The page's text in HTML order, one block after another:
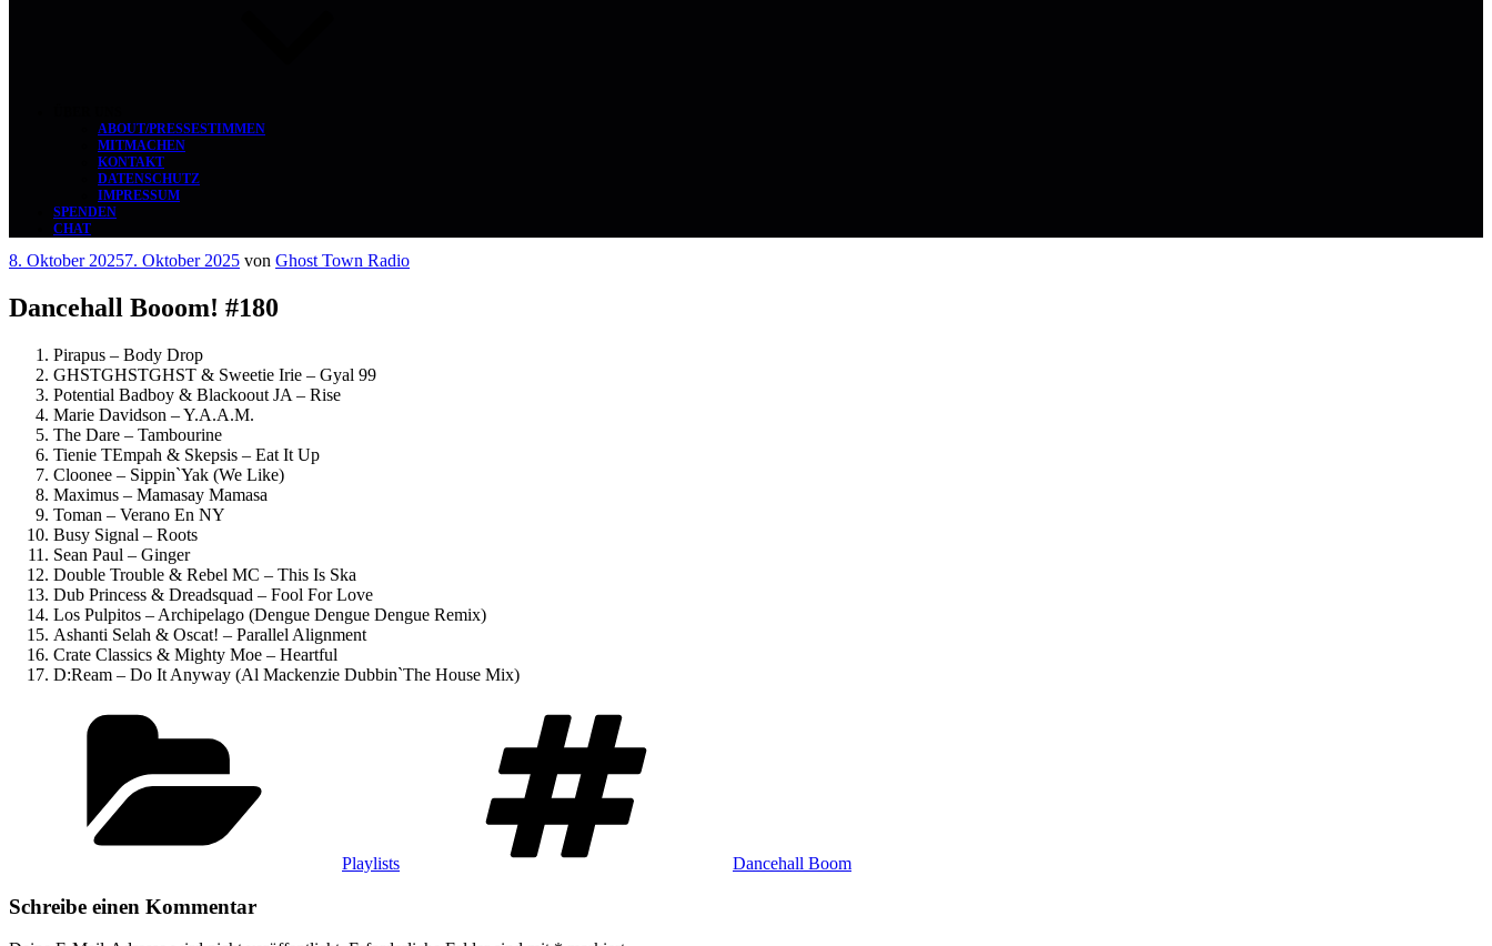
ABOUT/PRESSESTIMMEN
MITMACHEN
KONTAKT
DATENSCHUTZ
IMPRESSUM
SPENDEN
CHAT
Veröffentlicht
8. Oktober 20257. Oktober 2025 von Ghost Town Radio
Dancehall Booom! #180
Pirapus – Body Drop
GHSTGHSTGHST & Sweetie Irie – Gyal 99
Potential Badboy & Blackoout JA – Rise
Marie Davidson – Y.A.A.M.
The Dare – Tambourine
Tienie TEmpah & Skepsis – Eat It Up
Cloonee – Sippin`Yak (We Like)
Maximus – Mamasay Mamasa
Toman – Verano En NY
Busy Signal – Roots
Sean Paul – Ginger
Double Trouble & Rebel MC – This Is Ska
Dub Princess & Dreadsquad – Fool For Love
Los Pulpitos – Archipelago (Dengue Dengue Dengue Remix)
Ashanti Selah & Oscat! – Parallel Alignment
Crate Classics & Mighty Moe – Heartful
D:Ream – Do It Anyway (Al Mackenzie Dubbin`The House Mix)
Playlists Dancehall Boom
Schreibe einen Kommentar